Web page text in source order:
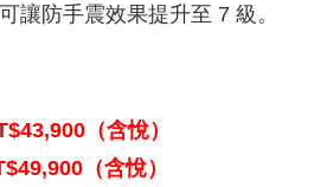
讓防手震效果提升至 7 級。
（含悅）
（含悅）